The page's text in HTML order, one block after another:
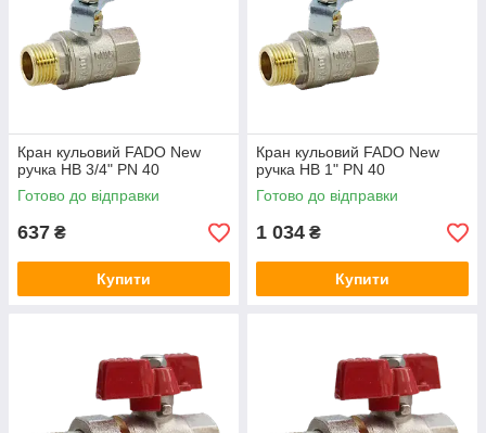
Кран кульовий FADO New
ручка НВ 3/4" PN 40
Готово до відправки
637 ₴
Купити
Кран кульовий FADO New
ручка НВ 1" PN 40
Готово до відправки
1 034 ₴
Купити